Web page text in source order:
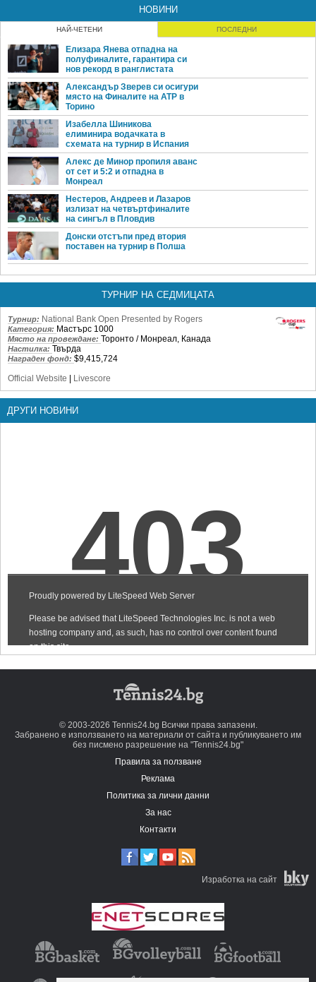
НОВИНИ
НАЙ-ЧЕТЕНИ ПОСЛЕДНИ
Елизара Янева отпадна на
полуфиналите, гарантира си
нов рекорд в ранглистата
Александър Зверев си осигури
място на Финалите на ATP в
Торино
Изабелла Шиникова
елиминира водачката в
схемата на турнир в Испания
Алекс де Минор пропиля аванс
от сет и 5:2 и отпадна в
Монреал
Нестеров, Андреев и Лазаров
излизат на четвъртфиналите
на сингъл в Пловдив
Донски отстъпи пред втория
поставен на турнир в Полша
ТУРНИР НА СЕДМИЦАТА
Турнир: National Bank Open Presented by Rogers
Категория: Мастърс 1000
Място на провеждане: Торонто / Монреал, Канада
Настилка: Твърда
Награден фонд: $9,415,724
Official Website
Livescore
ДРУГИ НОВИНИ
© 2003-2026 Tennis24.bg Всички права запазени.
Забранено е използването на материали от сайта и публикуването им
без писмено разрешение на "Tennis24.bg"
Правила за ползване
Реклама
Политика за лични данни
За нас
Контакти
Изработка на сайт